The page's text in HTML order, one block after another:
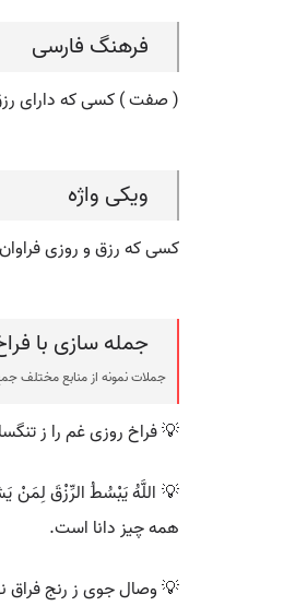
فرهنگ فارسی
( صفت ) کسی که دارای
ویکی واژه
کسی که رزق و روزی
جمله سازی با
جملات نمونه از منابع مختلف
💡 فراخ روزی غم را ز
همه چیز دانا است.
💡 وصال جوی ز رنج فراق